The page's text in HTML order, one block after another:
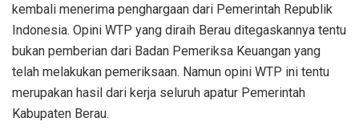
kembali menerima penghargaan dari Pemerintah Republik
Indonesia. Opini WTP yang diraih Berau ditegaskannya tentu
bukan pemberian dari Badan Pemeriksa Keuangan yang
telah melakukan pemeriksaan. Namun opini WTP ini tentu
merupakan hasil dari kerja seluruh apatur Pemerintah
Kabupaten Berau.